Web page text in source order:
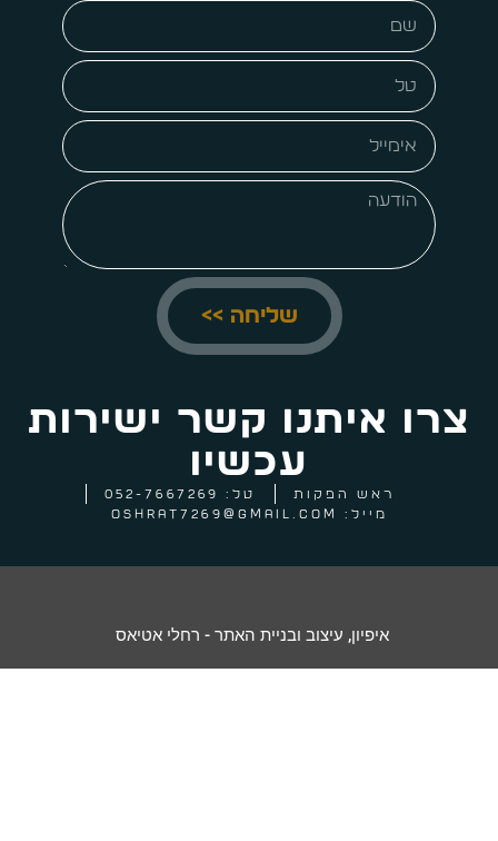
שליחה >>
צרו איתנו קשר ישירות
עכשיו
ראש הפקות
טל: 052-7667269
מייל: oshrat7269@gmail.com‏
איפיון, עיצוב ובניית האתר - רחלי אטיאס